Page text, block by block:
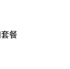
餐